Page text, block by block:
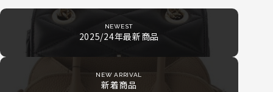
NEWEST
2025/24年最新商品
NEW ARRIVAL
新着商品